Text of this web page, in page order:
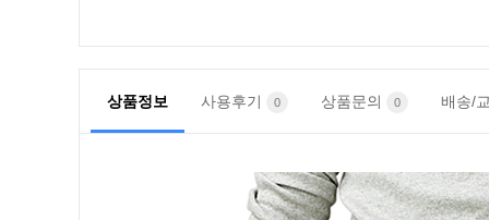
상품정보 사용후기 0 상품문의 0 배송/